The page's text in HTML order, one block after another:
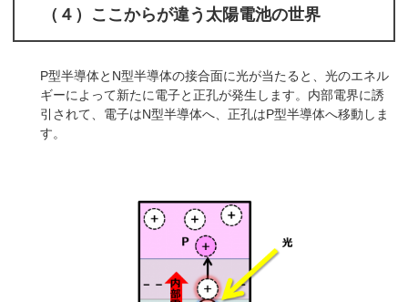
（４）ここからが違う太陽電池の世界
P型半導体とN型半導体の接合面に光が当たると、光のエネル
ギーによって新たに電子と正孔が発生します。内部電界に誘
引されて、電子はN型半導体へ、正孔はP型半導体へ移動しま
す。